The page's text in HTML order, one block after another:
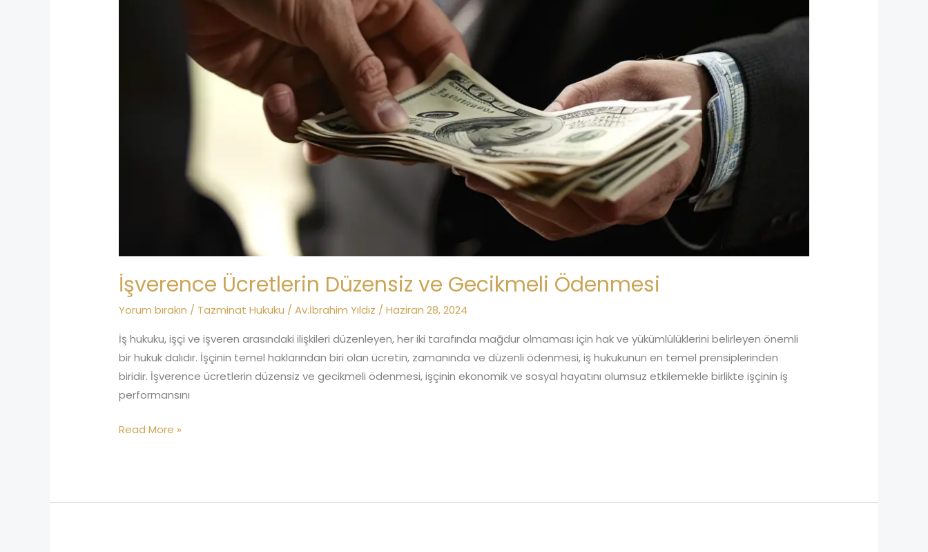
İşverence Ücretlerin Düzensiz ve Gecikmeli Ödenmesi
Yorum bırakın / Tazminat Hukuku /Av.İbrahim Yıldız /Haziran 28, 2024
İş hukuku, işçi ve işveren arasındaki ilişkileri düzenleyen, her iki tarafında mağdur olmaması için hak ve yükümlülüklerini belirleyen önemli
bir hukuk dalıdır. İşçinin temel haklarından biri olan ücretin, zamanında ve düzenli ödenmesi, iş hukukunun en temel prensiplerinden
biridir. İşverence ücretlerin düzensiz ve gecikmeli ödenmesi, işçinin ekonomik ve sosyal hayatını olumsuz etkilemekle birlikte işçinin iş
performansını
Read More »